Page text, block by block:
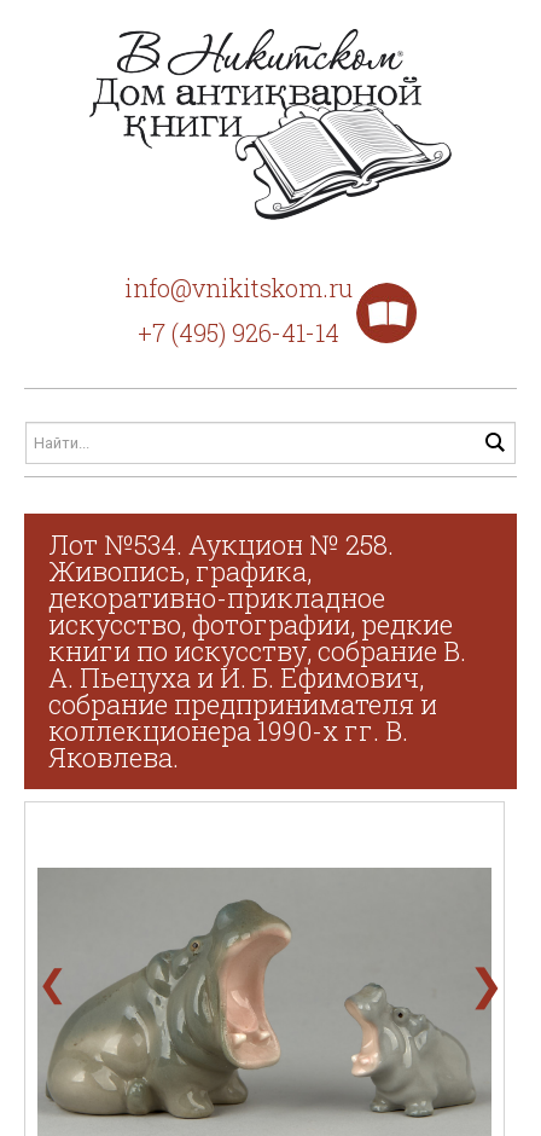
info@vnikitskom.ru
+7 (495) 926-41-14
Лот №534. Аукцион № 258.
Живопись, графика,
декоративно-прикладное
искусство, фотографии, редкие
книги по искусству, собрание В.
А. Пьецуха и И. Б. Ефимович,
собрание предпринимателя и
коллекционера 1990-х гг. В.
Яковлева.
❮ ❯